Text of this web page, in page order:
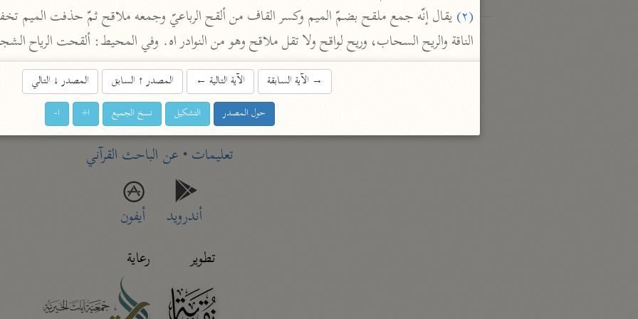
اشترك لتصلك أخبار مشاريعنا
اشترك
راسلنا •تليجرام •تويتر
تعليمات• عن الباحث القرآني
أندرويد
أيفون
تطوير
رعاية
(٢)
الناقة والريح السحاب، وريح لواقح ولا تقل ملاقح وهو من النوادر اه. وفي المحيط: ألقحت الرياح
→الآية السابقة الآية التالية ← المصدر↑السابق المصدر↓التالي
حول المصدر التشكيل نسخ الجميع ا+ ا-